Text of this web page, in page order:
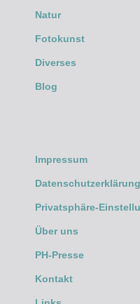
Natur
Fotokunst
Diverses
Blog
Impressum
Datenschutzerklärung
Privatsphäre-
Über uns
PH-Presse
Kontakt